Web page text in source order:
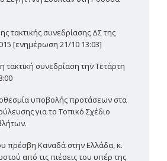
τακτικής συνεδρίασης ΔΣ της
[ενημέρωση 21/10 13:03]
συνεδρίαση την Τετάρτη
υποβολής προτάσεων στα
για το Τοπικό Σχέδιο
πρέσβη Καναδά στην Ελλάδα, κ.
από τις πιέσεις του υπέρ της